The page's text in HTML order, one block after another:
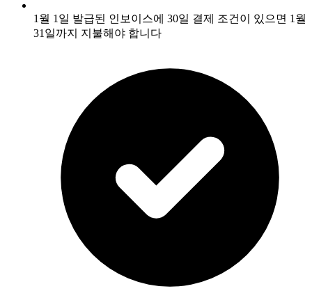
1월 1일 발급된 인보이스에 30일 결제 조건이 있으면 1월
31일까지 지불해야 합니다